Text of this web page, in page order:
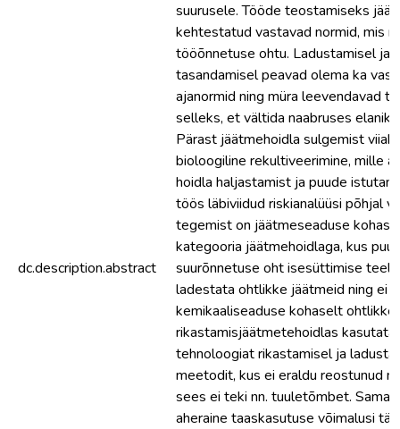
dc.description.abstract
suurusele. Tööde teostamiseks
kehtestatud vastavad normid, mis
tööõnnetuse ohtu. Ladustamisel ja
tasandamisel peavad olema ka
ajanormid ning müra leevendavad
selleks, et vältida naabruses
Pärast jäätmehoidla sulgemist
bioloogiline rekultiveerimine, mille
hoidla haljastamist ja puude
töös läbiviidud riskianalüüsi põhjal
tegemist on jäätmeseaduse
kategooria jäätmehoidlaga, kus
suurõnnetuse oht isesüttimise teel.
ladestata ohtlikke jäätmeid ning ei
kemikaaliseaduse kohaselt ohtlikke
rikastamisjäätmetehoidlas
tehnoloogiat rikastamisel ja
meetodit, kus ei eraldu reostunud
sees ei teki nn. tuuletõmbet.
aheraine taaskasutuse võimalusi